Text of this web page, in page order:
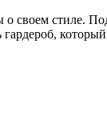
своем стиле.